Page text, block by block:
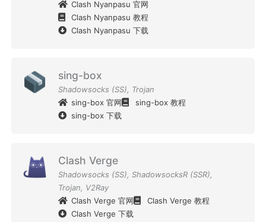
Clash Nyanpasu 官网
Clash Nyanpasu 教程
Clash Nyanpasu 下载
sing-box
Shadowsocks (SS), Trojan
sing-box 官网
sing-box 教程
sing-box 下载
Clash Verge
Shadowsocks (SS), ShadowsocksR (SSR),
Trojan, V2Ray
Clash Verge 官网
Clash Verge 教程
Clash Verge 下载